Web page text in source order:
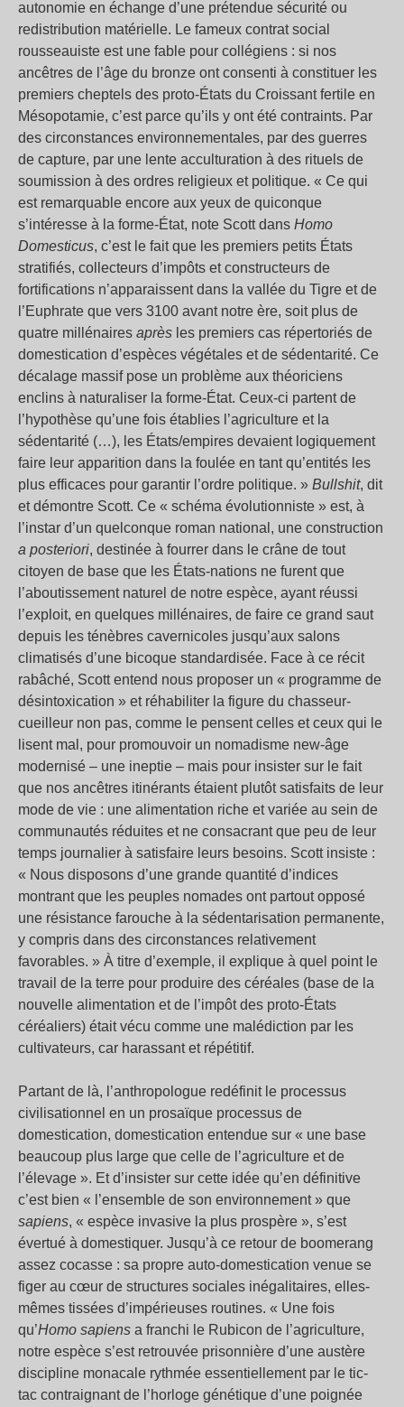
autonomie en échange d’une prétendue sécurité ou
redistribution matérielle. Le fameux contrat social
rousseauiste est une fable pour collégiens : si nos
ancêtres de l’âge du bronze ont consenti à constituer les
premiers cheptels des proto-États du Croissant fertile en
Mésopotamie, c’est parce qu’ils y ont été contraints. Par
des circonstances environnementales, par des guerres
de capture, par une lente acculturation à des rituels de
soumission à des ordres religieux et politique. « Ce qui
est remarquable encore aux yeux de quiconque
s’intéresse à la forme-État, note Scott dans Homo
Domesticus, c’est le fait que les premiers petits États
stratifiés, collecteurs d’impôts et constructeurs de
fortifications n’apparaissent dans la vallée du Tigre et de
l’Euphrate que vers 3100 avant notre ère, soit plus de
quatre millénaires après les premiers cas répertoriés de
domestication d’espèces végétales et de sédentarité. Ce
décalage massif pose un problème aux théoriciens
enclins à naturaliser la forme-État. Ceux-ci partent de
l’hypothèse qu’une fois établies l’agriculture et la
sédentarité (…), les États/empires devaient logiquement
faire leur apparition dans la foulée en tant qu’entités les
plus efficaces pour garantir l’ordre politique. » Bullshit, dit
et démontre Scott. Ce « schéma évolutionniste » est, à
l’instar d’un quelconque roman national, une construction
a posteriori, destinée à fourrer dans le crâne de tout
citoyen de base que les États-nations ne furent que
l’aboutissement naturel de notre espèce, ayant réussi
l’exploit, en quelques millénaires, de faire ce grand saut
depuis les ténèbres cavernicoles jusqu’aux salons
climatisés d’une bicoque standardisée. Face à ce récit
rabâché, Scott entend nous proposer un « programme de
désintoxication » et réhabiliter la figure du chasseur-
cueilleur non pas, comme le pensent celles et ceux qui le
lisent mal, pour promouvoir un nomadisme new-âge
modernisé – une ineptie – mais pour insister sur le fait
que nos ancêtres itinérants étaient plutôt satisfaits de leur
mode de vie : une alimentation riche et variée au sein de
communautés réduites et ne consacrant que peu de leur
temps journalier à satisfaire leurs besoins. Scott insiste :
« Nous disposons d’une grande quantité d’indices
montrant que les peuples nomades ont partout opposé
une résistance farouche à la sédentarisation permanente,
y compris dans des circonstances relativement
favorables. » À titre d’exemple, il explique à quel point le
travail de la terre pour produire des céréales (base de la
nouvelle alimentation et de l’impôt des proto-États
céréaliers) était vécu comme une malédiction par les
cultivateurs, car harassant et répétitif.
Partant de là, l’anthropologue redéfinit le processus
civilisationnel en un prosaïque processus de
domestication, domestication entendue sur « une base
beaucoup plus large que celle de l’agriculture et de
l’élevage ». Et d’insister sur cette idée qu’en définitive
c’est bien « l’ensemble de son environnement » que
sapiens, « espèce invasive la plus prospère », s’est
évertué à domestiquer. Jusqu’à ce retour de boomerang
assez cocasse : sa propre auto-domestication venue se
figer au cœur de structures sociales inégalitaires, elles-
mêmes tissées d’impérieuses routines. « Une fois
qu’Homo sapiens a franchi le Rubicon de l’agriculture,
notre espèce s’est retrouvée prisonnière d’une austère
discipline monacale rythmée essentiellement par le tic-
tac contraignant de l’horloge génétique d’une poignée